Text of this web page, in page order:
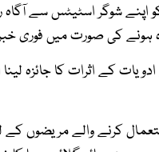
اپنے شوگر اسٹیٹس سے آگاہ
ہونے کی صورت میں فوری
کے اثرات کا جائزہ لینا
کرنے والے مریضوں